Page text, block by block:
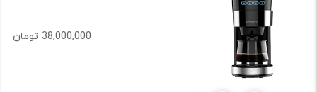
38,000,000 تومان